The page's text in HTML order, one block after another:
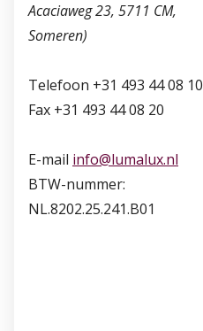
Acaciaweg 23, 5711 CM,
Someren)
Telefoon +31 493 44 08 10
Fax +31 493 44 08 20
E-mail info@lumalux.nl
BTW-nummer:
NL.8202.25.241.B01